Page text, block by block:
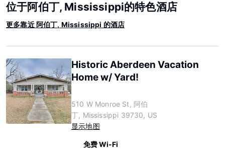
位于阿伯丁, Mississippi的特色酒店
更多靠近 阿伯丁, Mississippi 的酒店
Historic Aberdeen Vacation
Home w/ Yard!
510 W Monroe St, 阿伯
丁, Mississippi 39730, US
显示地图
免费 Wi-Fi